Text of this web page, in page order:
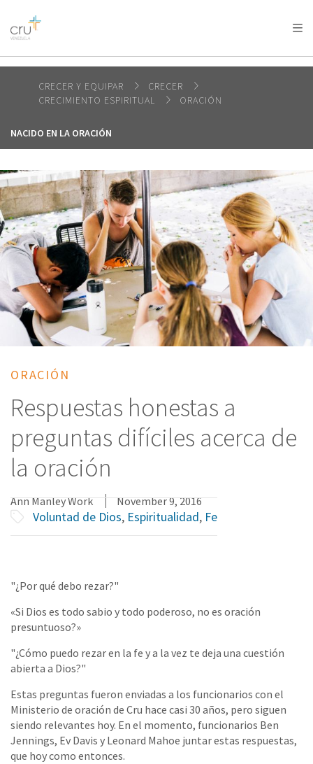
AFRICA
AMERICA / CARIBBEAN
OCEANIA
CRECER Y EQUIPAR
CRECER
CRECIMIENTO ESPIRITUAL
ORACIÓN
NACIDO EN LA ORACIÓN
ORACIÓN
Respuestas honestas a
preguntas difíciles acerca de
la oración
Ann Manley Work November 9, 2016
Voluntad de Dios, Espiritualidad, Fe
"¿Por qué debo rezar?"
«Si Dios es todo sabio y todo poderoso, no es oración
presuntuoso?»
"¿Cómo puedo rezar en la fe y a la vez te deja una cuestión
abierta a Dios?"
Estas preguntas fueron enviadas a los funcionarios con el
Ministerio de oración de Cru hace casi 30 años, pero siguen
siendo relevantes hoy. En el momento, funcionarios Ben
Jennings, Ev Davis y Leonard Mahoe juntar estas respuestas,
que hoy como entonces.